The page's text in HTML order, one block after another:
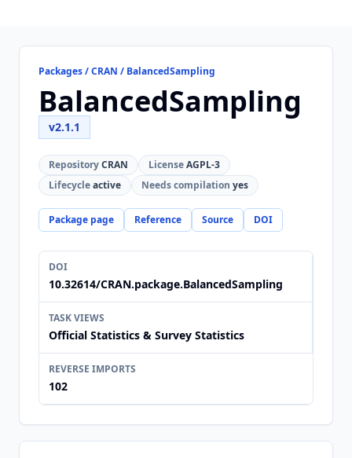
Packages / CRAN / BalancedSampling
BalancedSampling
v2.1.1
RepositoryCRAN LicenseAGPL-3
Lifecycleactive Needs compilation yes
Package page Reference Source DOI
DOI
10.32614/CRAN.package.BalancedSampling
TASK VIEWS
Official Statistics & Survey Statistics
REVERSE IMPORTS
102